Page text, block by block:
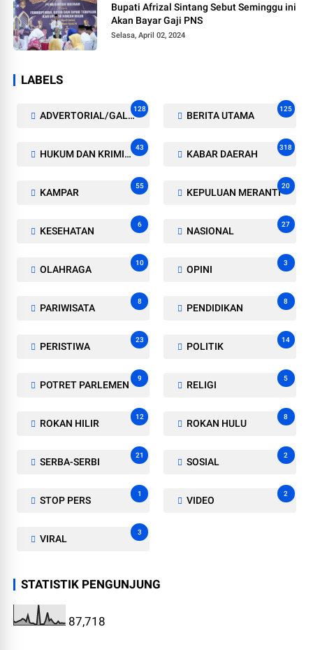
Bupati Afrizal Sintang Sebut Seminggu ini
Akan Bayar Gaji PNS
Selasa, April 02, 2024
LABELS
ADVERTORIAL/GALERI
128
BERITA UTAMA
125
HUKUM DAN KRIMINAL
43
KABAR DAERAH
318
KAMPAR
55
KEPULUAN MERANTI
20
KESEHATAN
6
NASIONAL
27
OLAHRAGA
10
OPINI
3
PARIWISATA
8
PENDIDIKAN
8
PERISTIWA
23
POLITIK
14
POTRET PARLEMEN
9
RELIGI
5
ROKAN HILIR
12
ROKAN HULU
8
SERBA-SERBI
21
SOSIAL
2
STOP PERS
1
VIDEO
2
VIRAL
3
STATISTIK PENGUNJUNG
87,718